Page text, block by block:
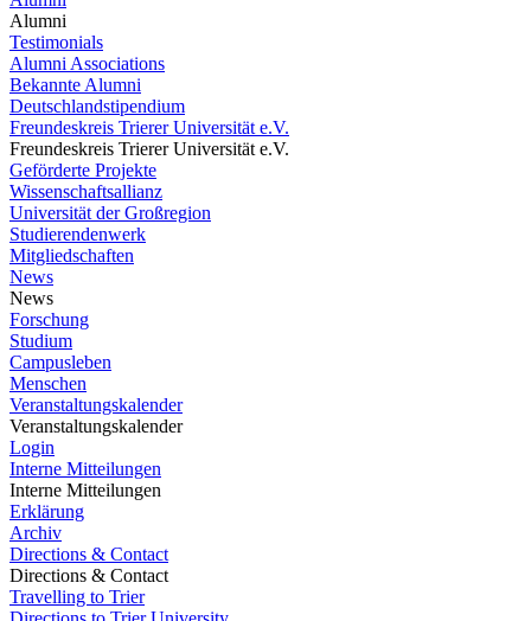
Alumni
Testimonials
Alumni Associations
Bekannte Alumni
Deutschlandstipendium
Freundeskreis Trierer Universität e.V.
Freundeskreis Trierer Universität e.V.
Geförderte Projekte
Wissenschaftsallianz
Universität der Großregion
Studierendenwerk
Mitgliedschaften
News
News
Forschung
Studium
Campusleben
Menschen
Veranstaltungskalender
Veranstaltungskalender
Login
Interne Mitteilungen
Interne Mitteilungen
Erklärung
Archiv
Directions & Contact
Directions & Contact
Travelling to Trier